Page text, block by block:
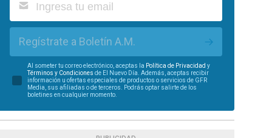
Regístrate a Boletín A.M.
Al someter tu correo electrónico, aceptas la Política de Privacidad y
Términos y Condiciones de El Nuevo Día. Además, aceptas recibir
información u ofertas especiales de productos o servicios de GFR
Media, sus afiliadas o de terceros. Podrás optar salirte de los
boletines en cualquier momento.